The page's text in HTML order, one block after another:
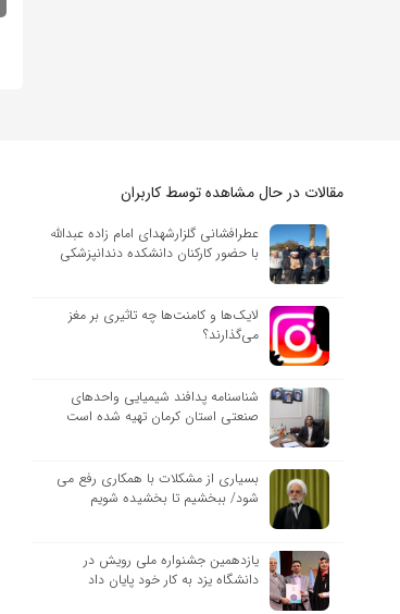
مقالات در حال مشاهده توسط کاربران
عطرافشانی گلزارشهدای امام زاده عبدالله
با حضور کارکنان دانشکده دندانپزشکی
لایک‌ها و کامنت‌ها چه تاثیری بر مغز
می‌گذارند؟
شناسنامه پدافند شیمیایی واحدهای
صنعتی استان کرمان تهیه شده است
بسیاری از مشکلات با همکاری رفع می
شود/ ببخشیم تا بخشیده شویم
یازدهمین جشنواره ملی رویش در
دانشگاه یزد به کار خود پایان داد